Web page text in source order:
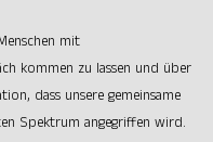
mit
kommen zu lassen und über
dass unsere gemeinsame
Spektrum angegriffen wird.